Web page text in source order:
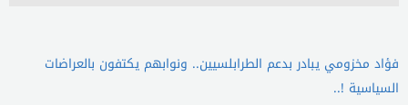
فؤاد مخزومي يبادر بدعم الطرابلسيين.. ونوابهم يكتفون بالعراضات
السياسية !..